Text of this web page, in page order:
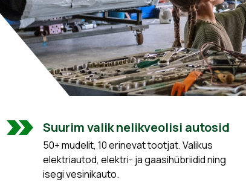
Suurim valik nelikveolisi autosid
50+ mudelit, 10 erinevat tootjat. Valikus
elektriautod, elektri- ja gaasihübriidid ning
isegi vesinikauto.